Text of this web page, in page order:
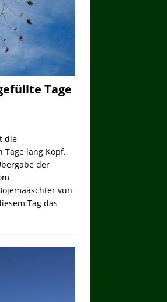
Tage
die
lang Kopf.
der
vun
Tag das